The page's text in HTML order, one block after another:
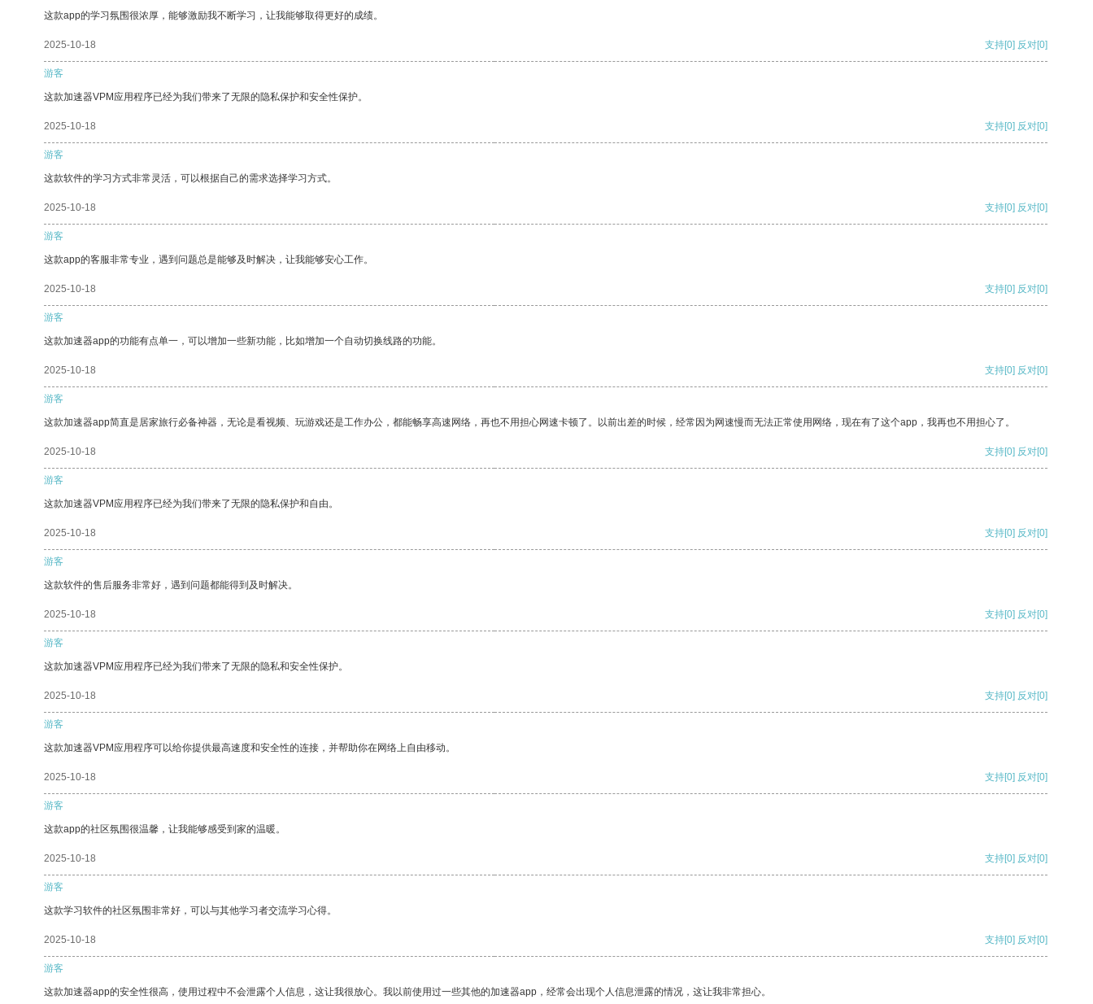
这款app的学习氛围很浓厚，能够激励我不断学习，让我能够取得更好的成绩。
2025-10-18 支持[0] 反对[0]
游客
这款加速器VPM应用程序已经为我们带来了无限的隐私保护和安全性保护。
2025-10-18 支持[0] 反对[0]
游客
这款软件的学习方式非常灵活，可以根据自己的需求选择学习方式。
2025-10-18 支持[0] 反对[0]
游客
这款app的客服非常专业，遇到问题总是能够及时解决，让我能够安心工作。
2025-10-18 支持[0] 反对[0]
游客
这款加速器app的功能有点单一，可以增加一些新功能，比如增加一个自动切换线路的功能。
2025-10-18 支持[0] 反对[0]
游客
这款加速器app简直是居家旅行必备神器，无论是看视频、玩游戏还是工作办公，都能畅享高速网络，再也不用担心网速卡顿了。以前出差的时候，经常因为网速慢而无法正常使用网络，现在有了这个app，我再也不用担心了。
2025-10-18 支持[0] 反对[0]
游客
这款加速器VPM应用程序已经为我们带来了无限的隐私保护和自由。
2025-10-18 支持[0] 反对[0]
游客
这款软件的售后服务非常好，遇到问题都能得到及时解决。
2025-10-18 支持[0] 反对[0]
游客
这款加速器VPM应用程序已经为我们带来了无限的隐私和安全性保护。
2025-10-18 支持[0] 反对[0]
游客
这款加速器VPM应用程序可以给你提供最高速度和安全性的连接，并帮助你在网络上自由移动。
2025-10-18 支持[0] 反对[0]
游客
这款app的社区氛围很温馨，让我能够感受到家的温暖。
2025-10-18 支持[0] 反对[0]
游客
这款学习软件的社区氛围非常好，可以与其他学习者交流学习心得。
2025-10-18 支持[0] 反对[0]
游客
这款加速器app的安全性很高，使用过程中不会泄露个人信息，这让我很放心。我以前使用过一些其他的加速器app，经常会出现个人信息泄露的情况，这让我非常担心。